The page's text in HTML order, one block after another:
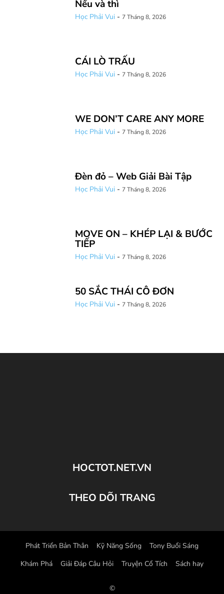
Nếu và thì
Học Phải Vui - 7 Tháng 8, 2026
CÁI LÒ TRẤU
Học Phải Vui - 7 Tháng 8, 2026
WE DON’T CARE ANY MORE
Học Phải Vui - 7 Tháng 8, 2026
Đèn đỏ – Web Giải Bài Tập
Học Phải Vui - 7 Tháng 8, 2026
MOVE ON – KHÉP LẠI & BƯỚC
TIẾP
Học Phải Vui - 7 Tháng 8, 2026
50 SẮC THÁI CÔ ĐƠN
Học Phải Vui - 7 Tháng 8, 2026
HOCTOT.NET.VN
THEO DÕI TRANG
Phát Triển Bản Thân Kỹ Năng Sống
Tony Buổi Sáng
Khám Phá
Giải Đáp Câu Hỏi Truyện Cổ Tích Sách hay
©